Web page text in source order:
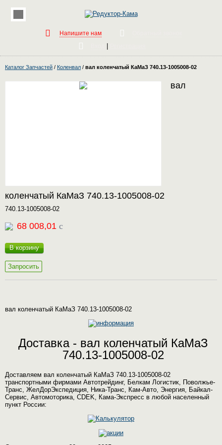
Напишите нам
Каталог Запчастей / Коленвал / вал коленчатый КаМаЗ 740.13-1005008-02
вал
коленчатый КаМаЗ 740.13-1005008-02
740.13-1005008-02
68 008,01 c
В корзину
Запросить
вал коленчатый КаМаЗ 740.13-1005008-02
Доставка - вал коленчатый КаМаЗ
740.13-1005008-02
Доставляем вал коленчатый КаМаЗ 740.13-1005008-02
транспортными фирмами Автотрейдинг, Белкам Логистик, Поволжье-
Транс, ЖелДорЭкспедиция, Ника-Транс, Кам-Авто, Энергия, Байкал-
Сервис, Автомоторика, CDEK, Кама-Экспресс в любой населенный
пункт России: